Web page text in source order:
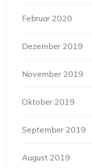
Februar 2020
Dezember 2019
November 2019
Oktober 2019
September 2019
August 2019